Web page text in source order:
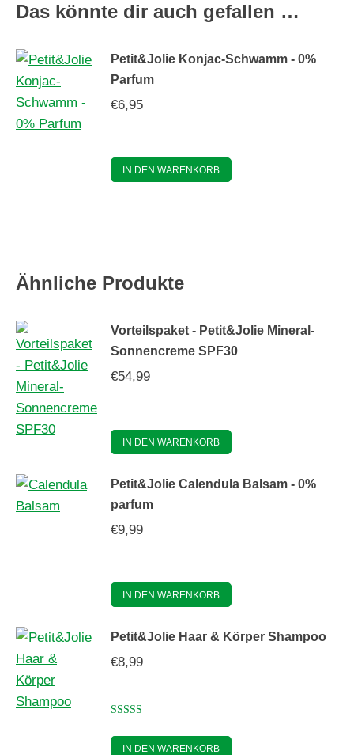
Das könnte dir auch gefallen …
Petit&Jolie Konjac-Schwamm - 0%
Parfum
€6,95
IN DEN WARENKORB
Ähnliche Produkte
Vorteilspaket - Petit&Jolie Mineral-
Sonnencreme SPF30
€54,99
IN DEN WARENKORB
Petit&Jolie Calendula Balsam - 0%
parfum
€9,99
IN DEN WARENKORB
Petit&Jolie Haar & Körper Shampoo
€8,99
5.00von 5
IN DEN WARENKORB